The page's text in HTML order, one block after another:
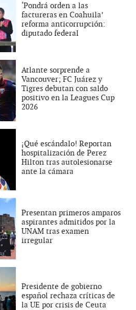
‘Pondrá orden a las
factureras en Coahuila’
reforma anticorrupción:
diputado federal
Atlante sorprende a
Vancouver; FC Juárez y
Tigres debutan con saldo
positivo en la Leagues Cup
2026
¡Qué escándalo! Reportan
hospitalización de Perez
Hilton tras autolesionarse
ante la cámara
Presentan primeros amparos
aspirantes admitidos por la
UNAM tras examen
irregular
Presidente de gobierno
español rechaza críticas de
la UE por crisis de Ceuta